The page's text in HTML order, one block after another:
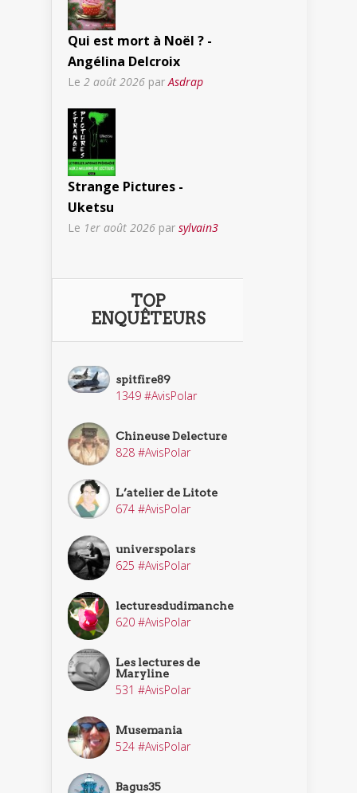
Qui est mort à Noël ? -
Angélina Delcroix
Le 2 août 2026 par Asdrap
Strange Pictures -
Uketsu
Le 1er août 2026 par sylvain3
TOP
ENQUÊTEURS
spitfire89
1349 #AvisPolar
Chineuse Delecture
828 #AvisPolar
L’atelier de Litote
674 #AvisPolar
universpolars
625 #AvisPolar
lecturesdudimanche
620 #AvisPolar
Les lectures de
Maryline
531 #AvisPolar
Musemania
524 #AvisPolar
Bagus35